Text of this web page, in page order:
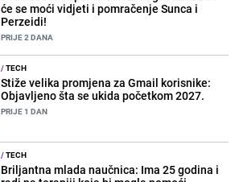
će se moći vidjeti i pomračenje Sunca i
Perzeidi!
PRIJE 2 DANA
/TECH
Stiže velika promjena za Gmail korisnike:
Objavljeno šta se ukida početkom 2027.
PRIJE 1 DAN
/TECH
Briljantna mlada naučnica: Ima 25 godina i